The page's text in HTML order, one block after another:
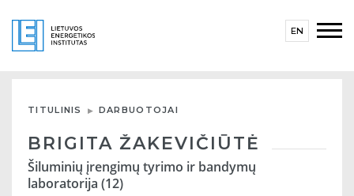
EN
TITULINIS DARBUOTOJAI
BRIGITA ŽAKEVIČIŪTĖ
Šiluminių įrengimų tyrimo ir bandymų
laboratorija (12)